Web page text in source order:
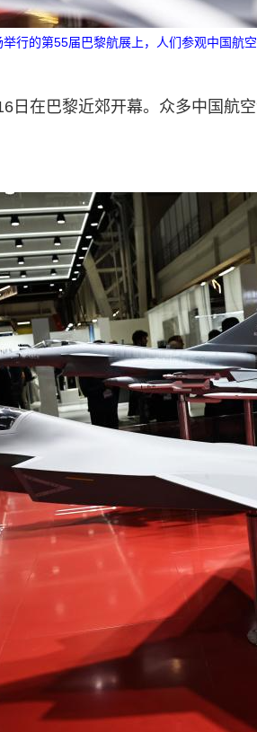
行的第55届巴黎航展上，人们参观中国航
日在巴黎近郊开幕。众多中国航